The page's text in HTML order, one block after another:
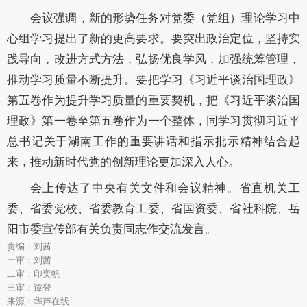
会议强调，新的形势任务对党委（党组）理论学习中
心组学习提出了新的更高要求。要突出政治定位，坚持实
践导向，改进方式方法，弘扬优良学风，加强统筹管理，
推动学习质量不断提升。要把学习《习近平谈治国理政》
第五卷作为提升学习质量的重要契机，把《习近平谈治国
理政》第一卷至第五卷作为一个整体，同学习贯彻习近平
总书记关于湖南工作的重要讲话和指示批示精神结合起
来，推动新时代党的创新理论更加深入人心。
会上传达了中央有关文件和会议精神。省直机关工
委、省委党校、省委教育工委、省国资委、省社科院、岳
阳市委宣传部有关负责同志作交流发言。
责编：刘茜
一审：刘茜
二审：印奕帆
三审：谭登
来源：华声在线